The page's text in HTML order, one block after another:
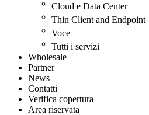
Cloud e Data Center
Thin Client and Endpoint
Voce
Tutti i servizi
Wholesale
Partner
News
Contatti
Verifica copertura
Area riservata